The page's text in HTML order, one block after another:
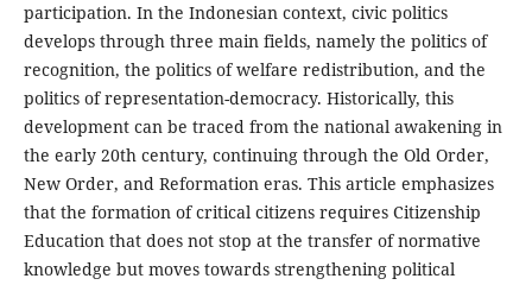
participation. In the Indonesian context, civic politics
develops through three main fields, namely the politics of
recognition, the politics of welfare redistribution, and the
politics of representation-democracy. Historically, this
development can be traced from the national awakening in
the early 20th century, continuing through the Old Order,
New Order, and Reformation eras. This article emphasizes
that the formation of critical citizens requires Citizenship
Education that does not stop at the transfer of normative
knowledge but moves towards strengthening political